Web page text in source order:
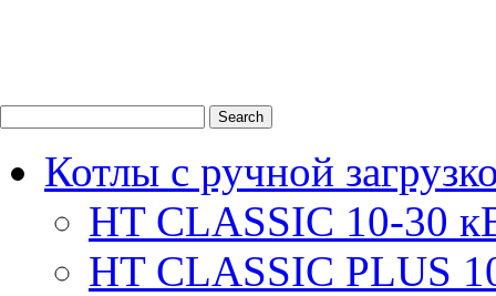
Котлы с ручной
HT CLASSIC 10-30
HT CLASSIC PLUS